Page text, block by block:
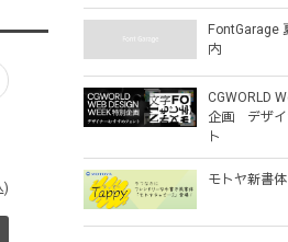
)
FontGarage
内
CGWORLD
企画 デザイ
ト
モトヤ新書